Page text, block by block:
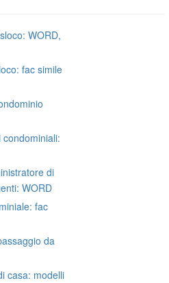
WORD,
fac simile
di
WORD
fac
da
casa: modelli